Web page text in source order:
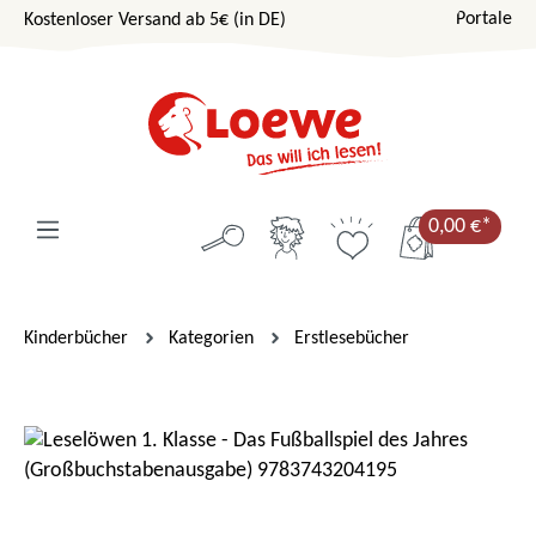
Zum Hauptinhalt springen
Kostenloser Versand ab 5€ (in DE) Portale
0,00 €*
Kinderbücher Kategorien Erstlesebücher
Bildergalerie überspringen